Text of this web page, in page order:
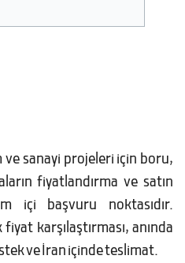
ve sanayi projeleri için boru,
fiyatlandırma ve satın
içi başvuru noktasıdır.
karşılaştırması, anında
ve İran içinde teslimat.